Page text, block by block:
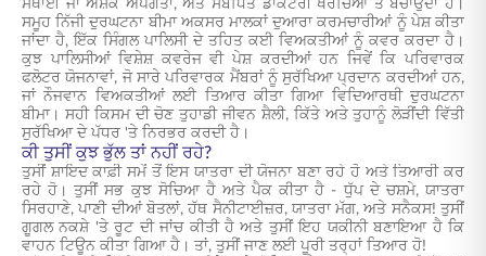
ਸਥਾਈ ਜਾਂ ਅੰਸ਼ਕ ਅਪੰਗਤਾ, ਅਤੇ ਸੰਬੰਧਿਤ ਡਾਕਟਰੀ ਖਰਚਿਆਂ ਤੋਂ ਬਚਾਉਂਦਾ ਹੈ।
ਸਮੂਹ ਨਿੱਜੀ ਦੁਰਘਟਨਾ ਬੀਮਾ ਅਕਸਰ ਮਾਲਕਾਂ ਦੁਆਰਾ ਕਰਮਚਾਰੀਆਂ ਨੂੰ ਪੇਸ਼ ਕੀਤਾ
ਜਾਂਦਾ ਹੈ, ਇੱਕ ਸਿੰਗਲ ਪਾਲਿਸੀ ਦੇ ਤਹਿਤ ਕਈ ਵਿਅਕਤੀਆਂ ਨੂੰ ਕਵਰ ਕਰਦਾ ਹੈ।
ਕੁਝ ਪਾਲਿਸੀਆਂ ਵਿਸ਼ੇਸ਼ ਕਵਰੇਜ ਵੀ ਪੇਸ਼ ਕਰਦੀਆਂ ਹਨ ਜਿਵੇਂ ਕਿ ਪਰਿਵਾਰਕ
ਫਲੋਟਰ ਯੋਜਨਾਵਾਂ, ਜੋ ਸਾਰੇ ਪਰਿਵਾਰਕ ਮੈਂਬਰਾਂ ਨੂੰ ਸੁਰੱਖਿਆ ਪ੍ਰਦਾਨ ਕਰਦੀਆਂ ਹਨ,
ਜਾਂ ਨੌਜਵਾਨ ਵਿਅਕਤੀਆਂ ਲਈ ਤਿਆਰ ਕੀਤਾ ਗਿਆ ਵਿਦਿਆਰਥੀ ਦੁਰਘਟਨਾ
ਬੀਮਾ। ਸਹੀ ਕਿਸਮ ਦੀ ਚੋਣ ਤੁਹਾਡੀ ਜੀਵਨ ਸ਼ੈਲੀ, ਕਿੱਤੇ ਅਤੇ ਤੁਹਾਨੂੰ ਲੋੜੀਂਦੀ ਵਿੱਤੀ
ਸੁਰੱਖਿਆ ਦੇ ਪੱਧਰ 'ਤੇ ਨਿਰਭਰ ਕਰਦੀ ਹੈ।
ਕੀ ਤੁਸੀਂ ਕੁਝ ਭੁੱਲ ਤਾਂ ਨਹੀਂ ਰਹੇ?
ਤੁਸੀਂ ਸ਼ਾਇਦ ਕਾਫ਼ੀ ਸਮੇਂ ਤੋਂ ਇਸ ਯਾਤਰਾ ਦੀ ਯੋਜਨਾ ਬਣਾ ਰਹੇ ਹੋ ਅਤੇ ਤਿਆਰੀ ਕਰ
ਰਹੇ ਹੋ। ਤੁਸੀਂ ਸਭ ਕੁਝ ਸੋਚਿਆ ਹੈ ਅਤੇ ਪੈਕ ਕੀਤਾ ਹੈ - ਧੁੱਪ ਦੇ ਚਸ਼ਮੇ, ਯਾਤਰਾ
ਸਿਰਹਾਣੇ, ਪਾਣੀ ਦੀਆਂ ਬੋਤਲਾਂ, ਹੱਥ ਸੈਨੀਟਾਈਜ਼ਰ, ਯਾਤਰਾ ਮੱਗ, ਅਤੇ ਸਨੈਕਸ! ਤੁਸੀਂ
ਗੂਗਲ ਨਕਸ਼ੇ 'ਤੇ ਰੂਟ ਦੀ ਜਾਂਚ ਕੀਤੀ ਹੈ ਅਤੇ ਤੁਸੀਂ ਇਹ ਯਕੀਨੀ ਬਣਾਇਆ ਹੈ ਕਿ
ਵਾਹਨ ਟਿਊਨ ਕੀਤਾ ਗਿਆ ਹੈ। ਤਾਂ, ਤੁਸੀਂ ਜਾਣ ਲਈ ਪੂਰੀ ਤਰ੍ਹਾਂ ਤਿਆਰ ਹੋ!